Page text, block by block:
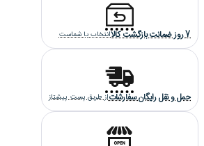
7 روز ضمانت بازگشت کالا انتخاب با شماست
حمل و نقل رایگان سفارشاتاز طریق پست پیشتاز